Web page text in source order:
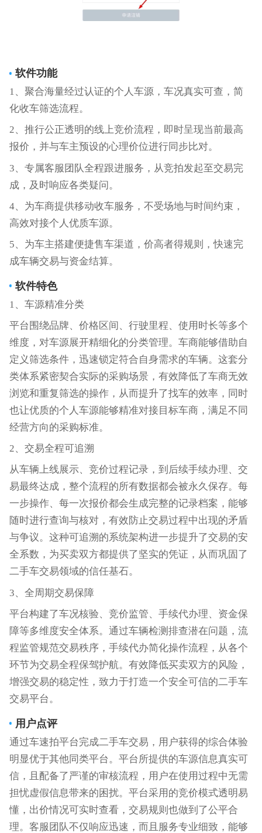
软件功能
1、聚合海量经过认证的个人车源，车况真实可查，简
化收车筛选流程。
2、推行公正透明的线上竞价流程，即时呈现当前最高
报价，并与车主预设的心理价位进行同步比对。
3、专属客服团队全程跟进服务，从竞拍发起至交易完
成，及时响应各类疑问。
4、为车商提供移动收车服务，不受场地与时间约束，
高效对接个人优质车源。
5、为车主搭建便捷售车渠道，价高者得规则，快速完
成车辆交易与资金结算。
软件特色
1、车源精准分类
平台围绕品牌、价格区间、行驶里程、使用时长等多个
维度，对车源展开精细化的分类管理。车商能够借助自
定义筛选条件，迅速锁定符合自身需求的车辆。这套分
类体系紧密契合实际的采购场景，有效降低了车商无效
浏览和重复筛选的操作，从而提升了找车的效率，同时
也让优质的个人车源能够精准对接目标车商，满足不同
经营方向的采购标准。
2、交易全程可追溯
从车辆上线展示、竞价过程记录，到后续手续办理、交
易最终达成，整个流程的所有数据都会被永久保存。每
一步操作、每一次报价都会生成完整的记录档案，能够
随时进行查询与核对，有效防止交易过程中出现的矛盾
与争议。这种可追溯的系统架构进一步提升了交易的安
全系数，为买卖双方都提供了坚实的凭证，从而巩固了
二手车交易领域的信任基石。
3、全周期交易保障
平台构建了车况核验、竞价监管、手续代办理、资金保
障等多维度安全体系。通过车辆检测排查潜在问题，流
程监管规范交易秩序，手续代办简化操作流程，从各个
环节为交易全程保驾护航。有效降低买卖双方的风险，
增强交易的稳定性，致力于打造一个安全可信的二手车
交易平台。
用户点评
通过车速拍平台完成二手车交易，用户获得的综合体验
明显优于其他同类平台。平台所提供的车源信息真实可
信，且配备了严谨的审核流程，用户在使用过程中无需
担忧虚假信息带来的困扰。平台采用的竞价模式透明易
懂，出价情况可实时查看，交易规则也做到了公平合
理。客服团队不仅响应迅速，而且服务专业细致，能够